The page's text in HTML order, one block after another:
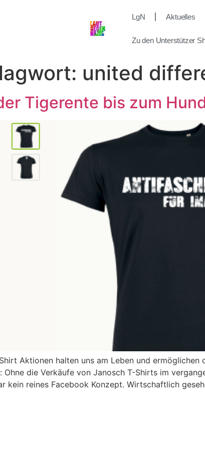
LgN Aktuelles
Zu den Unterstützer
united
Tigerente bis zum
Aktionen halten uns am Leben und
Ohne die Verkäufe von Janosch T-Shirts im
kein reines Facebook Konzept. Wirtschaftlich